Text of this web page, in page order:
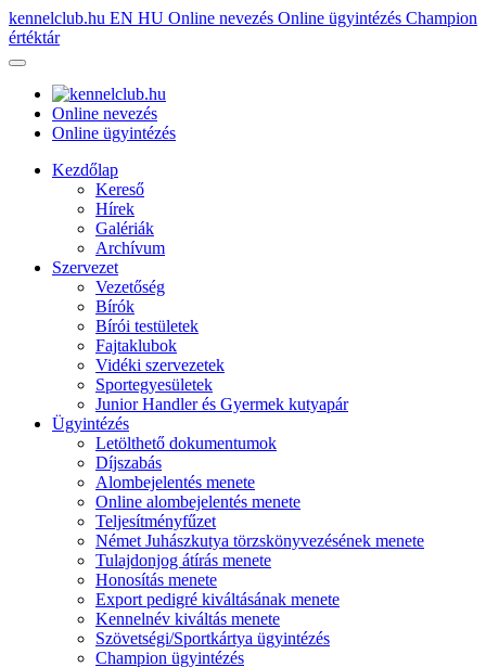
kennelclub.hu EN HU Online nevezés Online ügyintézés Champion
értéktár
Online nevezés
Online ügyintézés
Kezdőlap
Kereső
Hírek
Galériák
Archívum
Szervezet
Vezetőség
Bírók
Bírói testületek
Fajtaklubok
Vidéki szervezetek
Sportegyesületek
Junior Handler és Gyermek kutyapár
Ügyintézés
Letölthető dokumentumok
Díjszabás
Alombejelentés menete
Online alombejelentés menete
Teljesítményfűzet
Német Juhászkutya törzskönyvezésének menete
Tulajdonjog átírás menete
Honosítás menete
Export pedigré kiváltásának menete
Kennelnév kiváltás menete
Szövetségi/Sportkártya ügyintézés
Champion ügyintézés